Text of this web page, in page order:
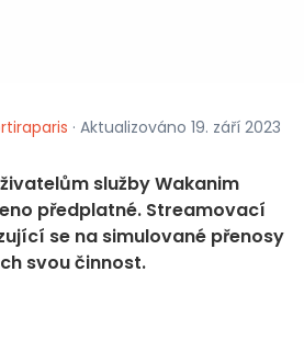
· Aktualizováno 19. září 2023
služby Wakanim
předplatné. Streamovací
se na simulované přenosy
svou činnost.